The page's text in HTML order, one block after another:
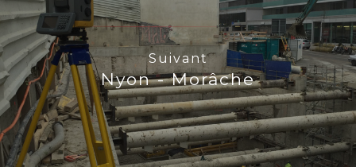
Suivant
Nyon - Morâche